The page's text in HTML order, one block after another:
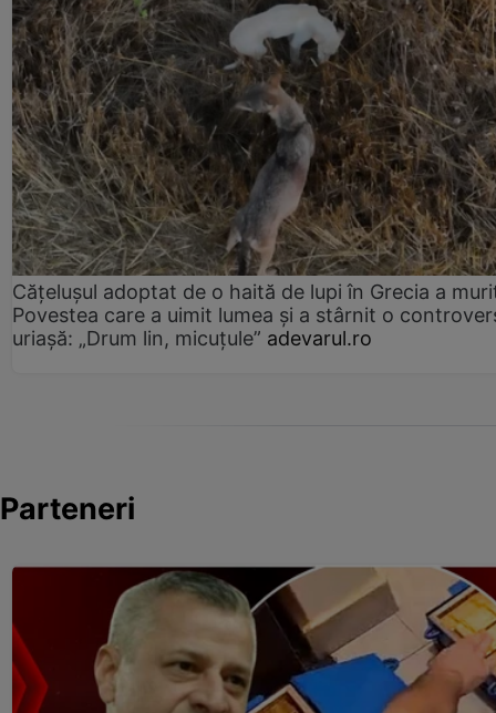
Cățelușul adoptat de o haită de lupi în Grecia a
Povestea care a uimit lumea și a stârnit o
uriașă: „Drum lin, micuțule” adevarul.ro
Parteneri